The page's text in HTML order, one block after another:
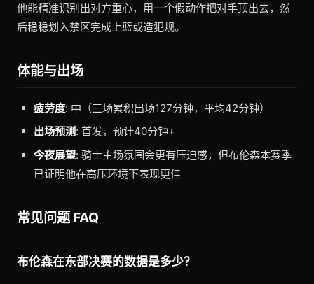
他能精准识别出对方重心，用一个假动作把对手顶出去，然
后稳稳划入禁区完成上篮或造犯规。
体能与出场
疲劳度: 中（三场累积出场127分钟，平均42分钟）
出场预测: 首发，预计40分钟+
今夜展望: 骑士主场氛围会更有压迫感，但布伦森本赛季
已证明他在高压环境下表现更佳
常见问题 FAQ
布伦森在东部决赛的数据是多少？